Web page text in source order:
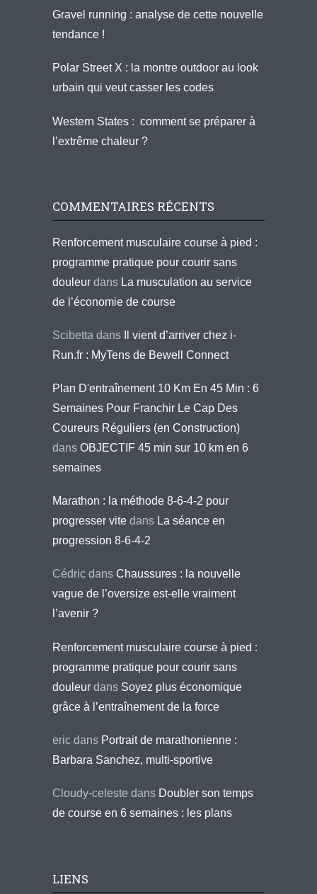
Gravel running : analyse de cette nouvelle
tendance !
Polar Street X : la montre outdoor au look
urbain qui veut casser les codes
Western States : comment se préparer à
l’extrême chaleur ?
COMMENTAIRES RÉCENTS
Renforcement musculaire course à pied :
programme pratique pour courir sans
douleur dans La musculation au service
de l’économie de course
Scibetta dans
Il vient d’arriver chez i-
Run.fr : MyTens de Bewell Connect
Plan D'entraînement 10 Km En 45 Min : 6
Semaines Pour Franchir Le Cap Des
Coureurs Réguliers (en Construction)
dans OBJECTIF 45 min sur 10 km en 6
semaines
Marathon : la méthode 8-6-4-2 pour
progresser vite dans La séance en
progression 8-6-4-2
Cédric dans Chaussures : la nouvelle
vague de l’oversize est-elle vraiment
l’avenir ?
Renforcement musculaire course à pied :
programme pratique pour courir sans
douleur dans Soyez plus économique
grâce à l’entraînement de la force
eric dans Portrait de marathonienne :
Barbara Sanchez, multi-sportive
Cloudy-celeste dans Doubler son temps
de course en 6 semaines : les plans
LIENS